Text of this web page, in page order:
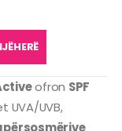
ofron SPF
UVA/UVB,